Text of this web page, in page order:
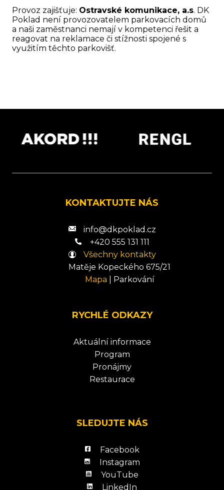
Provoz zajišťuje: Ostravské komunikace, a.s. DK
Poklad není provozovatelem parkovacích domů
a naši zaměstnanci nemají v kompetenci řešit a
reagovat na reklamace či stížnosti spojené s
využitím těchto parkovišť.
KONTAKTUJTE NÁS
info@dkpoklad.cz
+420 555 131 111
Všechny kontakty
Matěje Kopeckého 675/21
Mapa
Parkování
RYCHLÉ ODKAZY
Aktuální informace
Program
Pronájmy
Restaurace
SLEDUJTE NÁS
Facebook
Instagram
YouTube
LinkedIn